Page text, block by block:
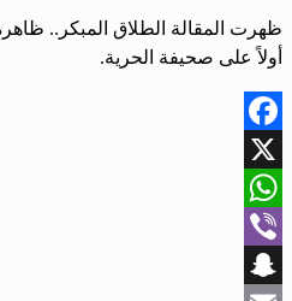
ظهرت المقالة الطلاق المبكر.. ظاهرة
أولاً على صحيفة الحرية.
Facebook
X
WhatsApp
Viber